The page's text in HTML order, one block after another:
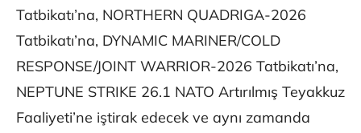
Tatbikatı’na, NORTHERN QUADRIGA-2026
Tatbikatı’na, DYNAMIC MARINER/COLD
RESPONSE/JOINT WARRIOR-2026 Tatbikatı’na,
NEPTUNE STRIKE 26.1 NATO Artırılmış Teyakkuz
Faaliyeti’ne iştirak edecek ve aynı zamanda